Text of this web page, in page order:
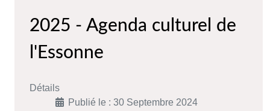
2025 - Agenda culturel de
l'Essonne
Détails
Publié le : 30 Septembre 2024